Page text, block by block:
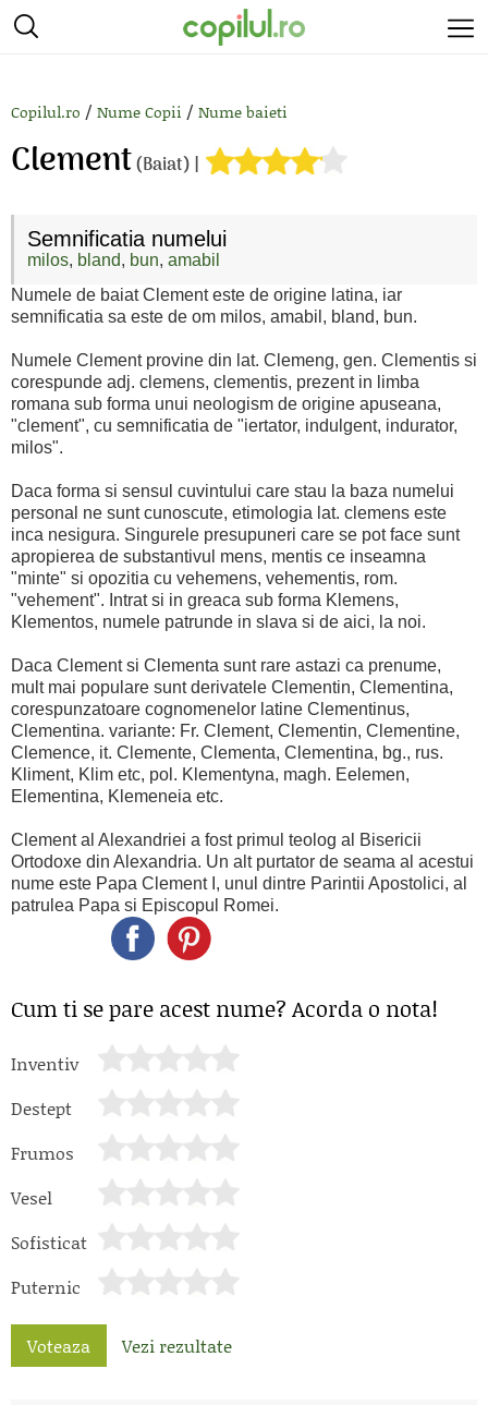
Copilul.ro / Nume Copii / Nume baieti
Clement(Baiat) |
Semnificatia numelui
milos, bland, bun, amabil
Numele de baiat Clement este de origine latina, iar
semnificatia sa este de om milos, amabil, bland, bun.
Numele Clement provine din lat. Clemeng, gen. Clementis si
corespunde adj. clemens, clementis, prezent in limba
romana sub forma unui neologism de origine apuseana,
"clement", cu semnificatia de "iertator, indulgent, indurator,
milos".
Daca forma si sensul cuvintului care stau la baza numelui
personal ne sunt cunoscute, etimologia lat. clemens este
inca nesigura. Singurele presupuneri care se pot face sunt
apropierea de substantivul mens, mentis ce inseamna
"minte" si opozitia cu vehemens, vehementis, rom.
"vehement". Intrat si in greaca sub forma Klemens,
Klementos, numele patrunde in slava si de aici, la noi.
Daca Clement si Clementa sunt rare astazi ca prenume,
mult mai populare sunt derivatele Clementin, Clementina,
corespunzatoare cognomenelor latine Clementinus,
Clementina. variante: Fr. Clement, Clementin, Clementine,
Clemence, it. Clemente, Clementa, Clementina, bg., rus.
Kliment, Klim etc, pol. Klementyna, magh. Eelemen,
Elementina, Klemeneia etc.
Clement al Alexandriei a fost primul teolog al Bisericii
Ortodoxe din Alexandria. Un alt purtator de seama al acestui
nume este Papa Clement I, unul dintre Parintii Apostolici, al
patrulea Papa si Episcopul Romei.
Cum ti se pare acest nume? Acorda o nota!
Inventiv
Destept
Frumos
Vesel
Sofisticat
Puternic
Voteaza Vezi rezultate